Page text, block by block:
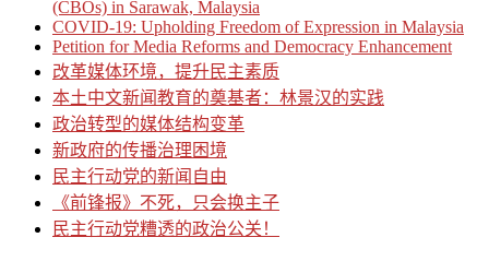
(CBOs) in Sarawak, Malaysia
COVID-19: Upholding Freedom of Expression in Malaysia
Petition for Media Reforms and Democracy Enhancement
改革媒体环境，提升民主素质
本土中文新闻教育的奠基者：林景汉的实践
政治转型的媒体结构变革
新政府的传播治理困境
民主行动党的新闻自由
《前锋报》不死，只会换主子
民主行动党糟透的政治公关！